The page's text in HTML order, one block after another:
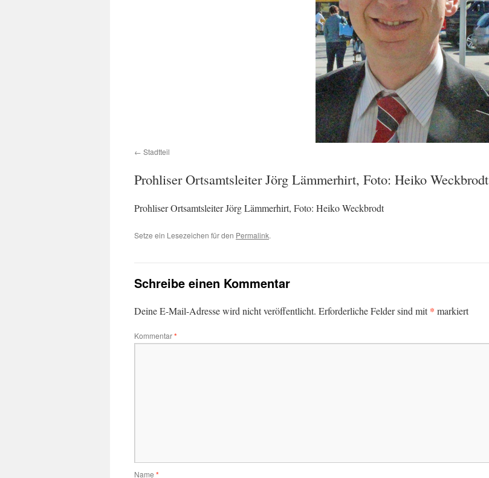
Stadtteil
Prohliser Ortsamtsleiter Jörg Lämmerhirt, Foto: Heiko Weckbrodt
Prohliser Ortsamtsleiter Jörg Lämmerhirt, Foto: Heiko Weckbrodt
Setze ein Lesezeichen für den Permalink.
Schreibe einen Kommentar
Deine E-Mail-Adresse wird nicht veröffentlicht. Erforderliche Felder sind mit* markiert
Kommentar*
Name *